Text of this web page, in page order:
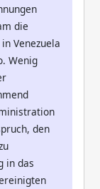
die
Venezuela
Wenig
den
in das